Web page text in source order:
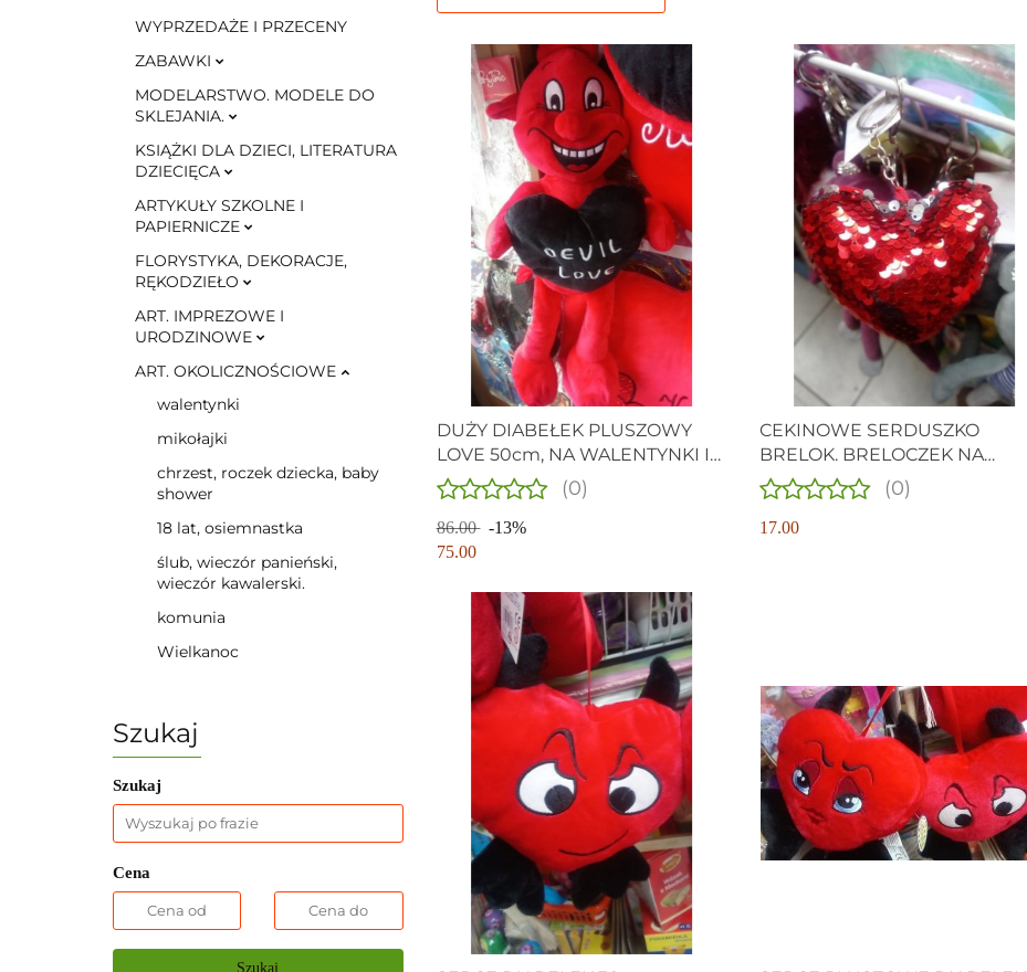
WYPRZEDAŻE I PRZECENY
ZABAWKI
MODELARSTWO. MODELE DO
SKLEJANIA.
KSIĄŻKI DLA DZIECI, LITERATURA
DZIECIĘCA
ARTYKUŁY SZKOLNE I
PAPIERNICZE
FLORYSTYKA, DEKORACJE,
RĘKODZIEŁO
ART. IMPREZOWE I
URODZINOWE
ART. OKOLICZNOŚCIOWE
walentynki
mikołajki
chrzest, roczek dziecka, baby
shower
18 lat, osiemnastka
ślub, wieczór panieński,
wieczór kawalerski.
komunia
Wielkanoc
Szukaj
Szukaj
Cena
Szukaj
DUŻY DIABEŁEK PLUSZOWY
LOVE 50cm, NA WALENTYNKI I
NIE TYLKO.
(0)
86.00
-13%
75.00
CEKINOWE SERDUSZKO
BRELOK. BRELOCZEK NA
WALENTYNKI I NIE TYLKO
(0)
17.00